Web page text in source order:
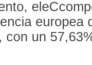
europea
con un